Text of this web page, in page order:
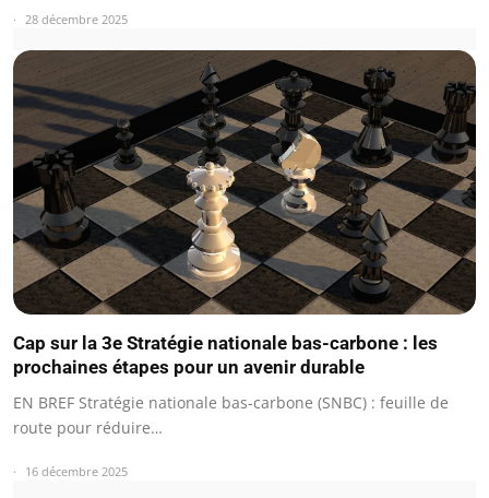
28 décembre 2025
Cap sur la 3e Stratégie nationale bas-carbone : les
prochaines étapes pour un avenir durable
EN BREF Stratégie nationale bas-carbone (SNBC) : feuille de
route pour réduire…
16 décembre 2025